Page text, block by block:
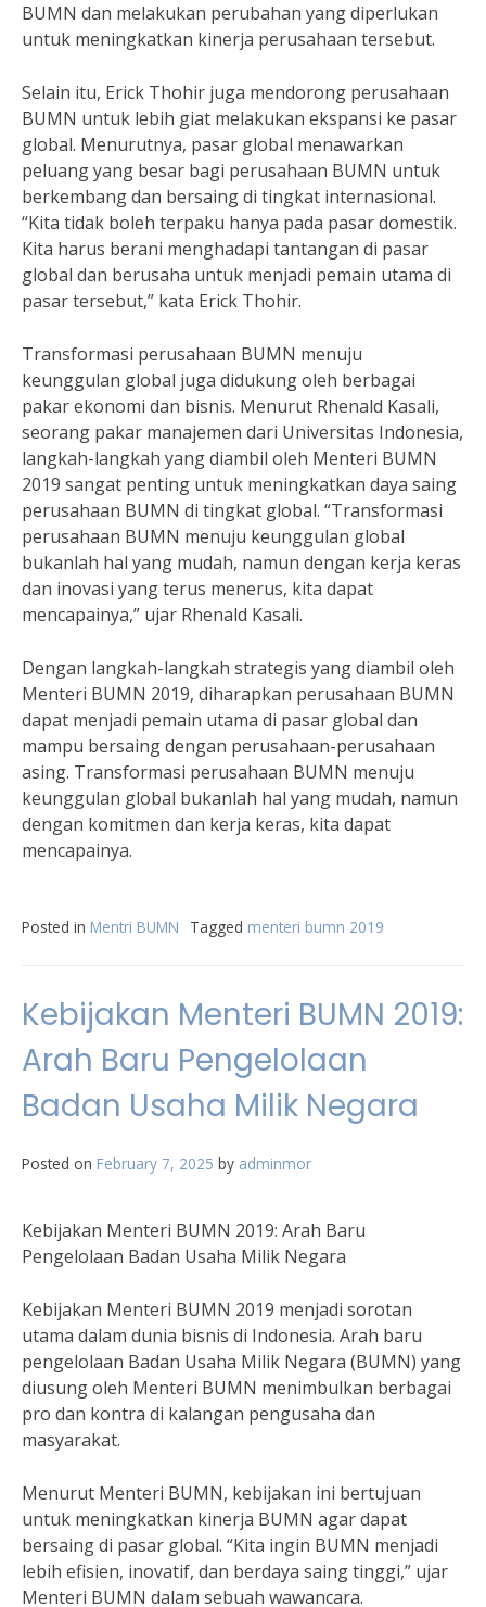
BUMN dan melakukan perubahan yang diperlukan
untuk meningkatkan kinerja perusahaan tersebut.
Selain itu, Erick Thohir juga mendorong perusahaan
BUMN untuk lebih giat melakukan ekspansi ke pasar
global. Menurutnya, pasar global menawarkan
peluang yang besar bagi perusahaan BUMN untuk
berkembang dan bersaing di tingkat internasional.
“Kita tidak boleh terpaku hanya pada pasar domestik.
Kita harus berani menghadapi tantangan di pasar
global dan berusaha untuk menjadi pemain utama di
pasar tersebut,” kata Erick Thohir.
Transformasi perusahaan BUMN menuju
keunggulan global juga didukung oleh berbagai
pakar ekonomi dan bisnis. Menurut Rhenald Kasali,
seorang pakar manajemen dari Universitas Indonesia,
langkah-langkah yang diambil oleh Menteri BUMN
2019 sangat penting untuk meningkatkan daya saing
perusahaan BUMN di tingkat global. “Transformasi
perusahaan BUMN menuju keunggulan global
bukanlah hal yang mudah, namun dengan kerja keras
dan inovasi yang terus menerus, kita dapat
mencapainya,” ujar Rhenald Kasali.
Dengan langkah-langkah strategis yang diambil oleh
Menteri BUMN 2019, diharapkan perusahaan BUMN
dapat menjadi pemain utama di pasar global dan
mampu bersaing dengan perusahaan-perusahaan
asing. Transformasi perusahaan BUMN menuju
keunggulan global bukanlah hal yang mudah, namun
dengan komitmen dan kerja keras, kita dapat
mencapainya.
Posted in Mentri BUMN Tagged menteri bumn 2019
Kebijakan Menteri BUMN 2019:
Arah Baru Pengelolaan
Badan Usaha Milik Negara
Posted on February 7, 2025 by adminmor
Kebijakan Menteri BUMN 2019: Arah Baru
Pengelolaan Badan Usaha Milik Negara
Kebijakan Menteri BUMN 2019 menjadi sorotan
utama dalam dunia bisnis di Indonesia. Arah baru
pengelolaan Badan Usaha Milik Negara (BUMN) yang
diusung oleh Menteri BUMN menimbulkan berbagai
pro dan kontra di kalangan pengusaha dan
masyarakat.
Menurut Menteri BUMN, kebijakan ini bertujuan
untuk meningkatkan kinerja BUMN agar dapat
bersaing di pasar global. “Kita ingin BUMN menjadi
lebih efisien, inovatif, dan berdaya saing tinggi,” ujar
Menteri BUMN dalam sebuah wawancara.